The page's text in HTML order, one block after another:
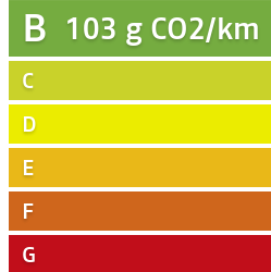
B 103 g CO2/km
C
D
E
F
G